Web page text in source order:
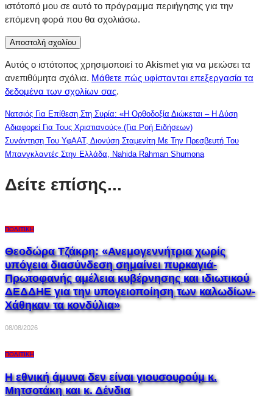
ιστότοπό μου σε αυτό το πρόγραμμα περιήγησης για την
επόμενη φορά που θα σχολιάσω.
Αυτός ο ιστότοπος χρησιμοποιεί το Akismet για να μειώσει τα
ανεπιθύμητα σχόλια. Μάθετε πώς υφίστανται επεξεργασία τα
δεδομένα των σχολίων σας.
Νατσιός Για Επίθεση Στη Συρία: «Η Ορθοδοξία Διώκεται – Η Δύση
Αδιαφορεί Για Τους Χριστιανούς» (για Ροή Ειδήσεων)
Συνάντηση Του ΥφΑΑΤ, Διονύση Σταμενίτη Με Την Πρεσβευτή Του
Μπανγκλαντές Στην Ελλάδα, Nahida Rahman Shumona
Δείτε επίσης...
ΠΟΛΙΤΙΚΉ
Θεοδώρα Τζάκρη: «Ανεμογεννήτρια χωρίς
υπόγεια διασύνδεση σημαίνει πυρκαγιά-
Πρωτοφανής αμέλεια κυβέρνησης και ιδιωτικού
ΔΕΔΔΗΕ για την υπογειοποίηση των καλωδίων-
Χάθηκαν τα κονδύλια»
08/08/2026
ΠΟΛΙΤΙΚΉ
Η εθνική άμυνα δεν είναι γιουσουρούμ κ.
Μητσοτάκη και κ. Δένδια